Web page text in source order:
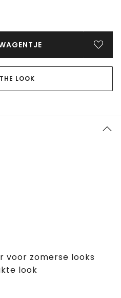
LOOK
voor zomerse looks
look